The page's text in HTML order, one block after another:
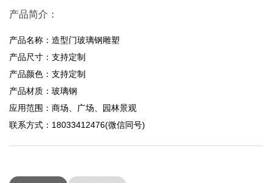
产品简介：
产品名称：造型门玻璃钢雕塑
产品尺寸：支持定制
产品颜色：支持定制
产品材质：玻璃钢
应用范围：商场、广场、园林景观
联系方式：18033412476(微信同号)